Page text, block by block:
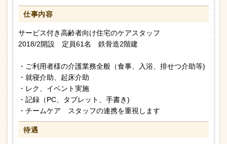
仕事内容
サービス付き高齢者向け住宅のケアスタッフ
2018/2開設 定員61名 鉄骨造2階建
・ご利用者様の介護業務全般（食事、入浴、排せつ介助等)
・就寝介助、起床介助
・レク、イベント実施
・記録（PC、タブレット、手書き)
・チームケア スタッフの連携を重視します
待遇